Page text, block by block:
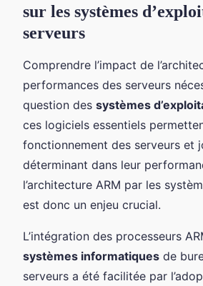
sur les systèmes
serveurs
Comprendre l’impact de
performances des serveurs
question des systèmes
ces logiciels essentiels
fonctionnement des serveurs et
déterminant dans leur
l’architecture ARM par les
est donc un enjeu crucial.
L’intégration des processeurs
systèmes informatiques de
serveurs a été facilitée par